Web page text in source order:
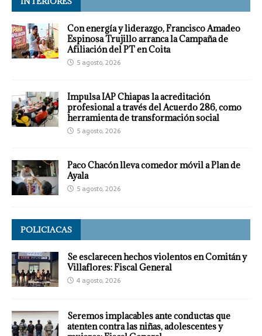
Con energía y liderazgo, Francisco Amadeo
Espinosa Trujillo arranca la Campaña de
Afiliación del PT en Coita
5 agosto, 2026
Impulsa IAP Chiapas la acreditación
profesional a través del Acuerdo 286, como
herramienta de transformación social
5 agosto, 2026
Paco Chacón lleva comedor móvil a Plan de
Ayala
5 agosto, 2026
POLICIACAS
Se esclarecen hechos violentos en Comitán y
Villaflores: Fiscal General
4 agosto, 2026
Seremos implacables ante conductas que
atenten contra las niñas, adolescentes y